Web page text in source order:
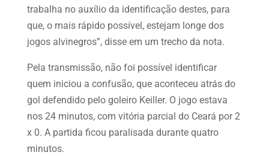
trabalha no auxílio da identificação destes, para
que, o mais rápido possível, estejam longe dos
jogos alvinegros”, disse em um trecho da nota.
Pela transmissão, não foi possível identificar
quem iniciou a confusão, que aconteceu atrás do
gol defendido pelo goleiro Keiller. O jogo estava
nos 24 minutos, com vitória parcial do Ceará por 2
x 0. A partida ficou paralisada durante quatro
minutos.